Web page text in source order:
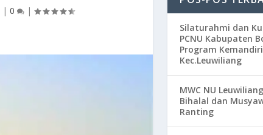
| 0 |
Silaturahmi dan
PCNU Kabupaten
Program
Kec.Leuwiliang
MWC NU
Bihalal dan
Ranting